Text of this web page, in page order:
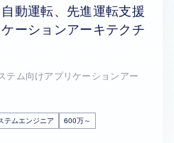
動運転、先進運転支援
ーションアーキテクチ
テム向けアプリケーションアー
テムエンジニア 600万～